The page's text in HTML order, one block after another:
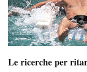
Le ricerche per